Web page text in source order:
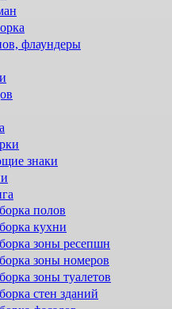
флаундеры
знаки
полов
кухни
зоны ресепшн
зоны номеров
зоны туалетов
стен зданий